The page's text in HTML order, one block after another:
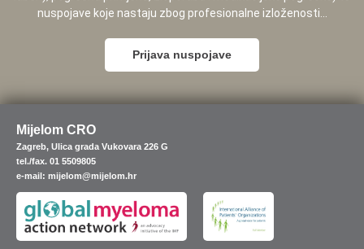
nuspojave koje nastaju zbog profesionalne izloženosti...
Prijava nuspojave
Mijelom CRO
Zagreb, Ulica grada Vukovara 226 G
tel./fax. 01 5509805
e-mail: mijelom@mijelom.hr